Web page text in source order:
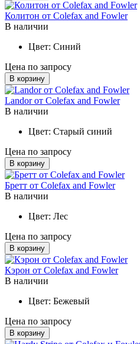
Колитон от Colefax and Fowler
В наличии
Цвет: Синий
Цена по запросу
В корзину
Landor от Colefax and Fowler
В наличии
Цвет: Старый синий
Цена по запросу
В корзину
Бретт от Colefax and Fowler
В наличии
Цвет: Лес
Цена по запросу
В корзину
Кэрон от Colefax and Fowler
В наличии
Цвет: Бежевый
Цена по запросу
В корзину